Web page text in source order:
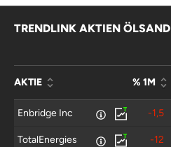
TRENDLINK AKTIEN ÖLSAND
AKTIE % 1M
Enbridge Inc -1,5
TotalEnergies -12